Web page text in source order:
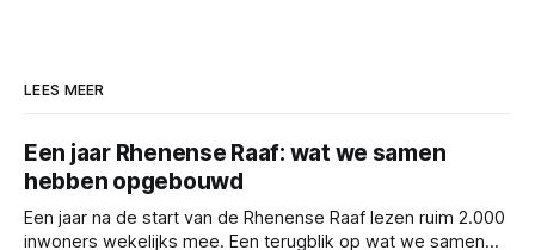
LEES MEER
Een jaar Rhenense Raaf: wat we samen
hebben opgebouwd
Een jaar na de start van de Rhenense Raaf lezen ruim 2.000
inwoners wekelijks mee. Een terugblik op wat we samen